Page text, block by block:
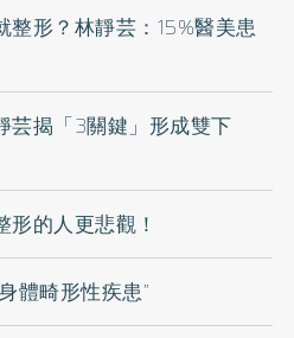
形？林靜芸：15%醫美患
芸揭「3關鍵」形成雙下
的人更悲觀！
體畸形性疾患”